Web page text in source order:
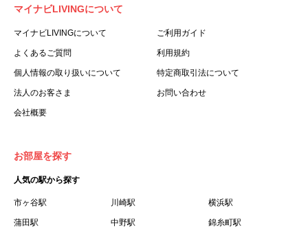
利用する個人を意味します。
３.「本サイト」とは、当社が運営する本サービスに関する
ます。
５.「会員」とは、第２章第１条に基づき会員登録が完了し
た個人を意味します。
録した情報、本サービス利用中に当社が登録を求めた情報
った場合の当該情報を意味します。
７.「本会員制度」とは、会員による本サービスの利用の促
進を目的とした会員制度を意味します。
マイナビLIVINGについて
マイナビLIVINGについて ご利用ガイド
よくあるご質問 利用規約
個人情報の取り扱いについて 特定商取引法について
法人のお客さま お問い合わせ
会社概要
お部屋を探す
人気の駅から探す
市ヶ谷駅 川崎駅 横浜駅
蒲田駅 中野駅 錦糸町駅